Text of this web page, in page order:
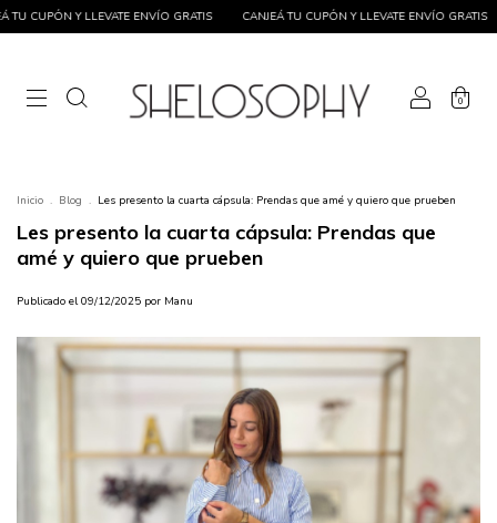
ENVÍO GRATIS CANJEÁ TU CUPÓN Y LLEVATE ENVÍO GRATIS CANJEÁ TU
0
Inicio . Blog . Les presento la cuarta cápsula: Prendas que amé y quiero que prueben
Les presento la cuarta cápsula: Prendas que
amé y quiero que prueben
Publicado el 09/12/2025 por Manu